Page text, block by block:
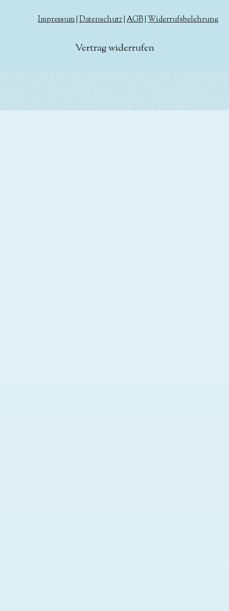
Impressum Datenschutz AGB Widerrufsbelehrung
Vertrag widerrufen